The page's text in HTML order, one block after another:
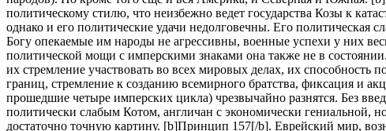
политическому стилю, что неизбежно ведет государства Козы к
однако и его политические удачи недолговечны. Его
Богу опекаемые им народы не агрессивны, военные успехи у них
политической мощи с имперскими знаками она также не в
их стремление участвовать во всех мировых делах, их
границ, стремление к созданию всемирного братства, фиксация и
прошедшие четыре имперских цикла) чрезвычайно разнятся. Без
политически слабым Котом, англичан с экономически
достаточно точную картину. [b]Принцип 157[/b]. Еврейский мир,